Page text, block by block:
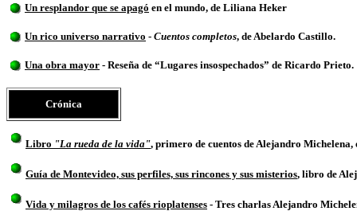
Un resplandor que se apagó en el mundo, de Liliana Heker
Un rico universo narrativo - Cuentos completos, de Abelardo Castillo.
Una obra mayor - Reseña de “Lugares insospechados” de Ricardo Prieto.
Crónica
Libro "La rueda de la vida", primero de cuentos de Alejandro
Guía de Montevideo, sus perfiles, sus rincones y sus misterios, libro de
Vida y milagros de los cafés rioplatenses - Tres charlas Alejandro